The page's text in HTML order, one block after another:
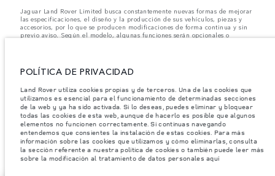
Jaguar Land Rover Limited busca constantemente nuevas formas de mejorar
las especificaciones, el diseño y la producción de sus vehículos, piezas y
accesorios, por lo que se producen modificaciones de forma continua y sin
previo aviso. Según el modelo, algunas funciones serán opcionales o
pueden ser modificados sin previo aviso. Algunos vehículos se muestran con
equipamiento opcional y accesorios originales que pueden no estar
local para consultar disponibilidad y precios.
Los pesos indicados reflejan la especificación estándar del vehículo. Los
accesorios y otros elementos instalados después del punto de fabricación
afectarán la carga útil. Asegúrese de que el Peso Bruto del Vehículo y las
Cargas Máximas por Eje no se excedan al cargar el vehículo con accesorios,
ocupantes, fluidos y combustibles, y carga útil.
POLÍTICA DE PRIVACIDAD
Land Rover utiliza cookies propias y de terceros. Una de las cookies que
utilizamos es esencial para el funcionamiento de determinadas secciones
de la web y ya ha sido activada. Si lo deseas, puedes eliminar y bloquear
todas las cookies de esta web, aunque de hacerlo es posible que algunos
elementos no funcionen correctamente. Si continuas navegando
entendemos que consientes la instalación de estas cookies. Para más
información sobre las cookies que utilizamos y cómo eliminarlas, consulta
la sección referente a nuestra política de cookies o también puede leer más
sobre la modificación al tratamiento de datos personales aquí